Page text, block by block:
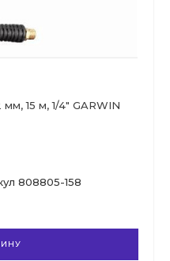
15 м, 1/4" GARWIN
808805-158